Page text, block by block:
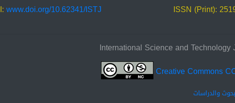
ISSN (Print):
www.doi.org/10.62341/ISTJ
Creative Commons
والدراسات